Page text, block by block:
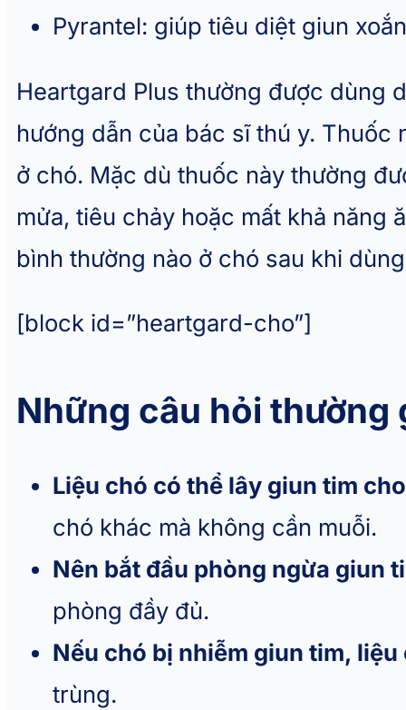
Pyrantel: giúp tiêu diệt giun
Heartgard Plus thường được dùng
hướng dẫn của bác sĩ thú y.
ở chó. Mặc dù thuốc này thường
mửa, tiêu chảy hoặc mất khả năng
bình thường nào ở chó sau khi
[block id=”heartgard-cho”]
Những câu hỏi thường
Liệu chó có thể lây giun tim
chó khác mà không cần muỗi.
Nên bắt đầu phòng ngừa giun
phòng đầy đủ.
Nếu chó bị nhiễm giun tim,
trùng.